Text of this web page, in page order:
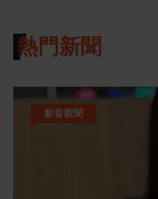
熱門新聞
影音新聞